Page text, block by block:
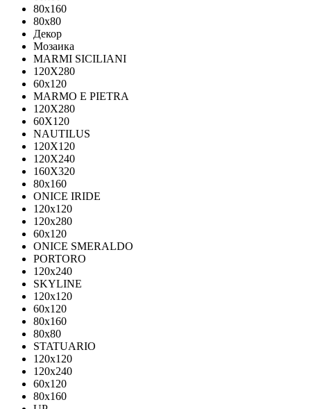
80x160
80x80
Декор
Мозаика
MARMI SICILIANI
120Х280
60x120
MARMO E PIETRA
120X280
60X120
NAUTILUS
120X120
120X240
160X320
80х160
ONICE IRIDE
120x120
120x280
60x120
ONICE SMERALDO
PORTORO
120x240
SKYLINE
120x120
60x120
80x160
80x80
STATUARIO
120x120
120x240
60x120
80x160